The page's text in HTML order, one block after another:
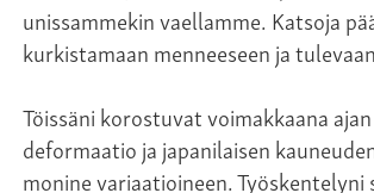
unissammekin vaellamme. Katsoja
kurkistamaan menneeseen ja
Töissäni korostuvat voimakkaana
deformaatio ja japanilaisen
monine variaatioineen. Työskentelyni